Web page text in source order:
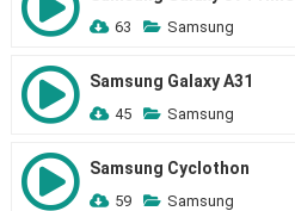
63 Samsung
Samsung Galaxy A31
45 Samsung
Samsung Cyclothon
59 Samsung